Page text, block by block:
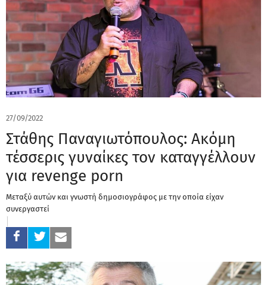
27/09/2022
Στάθης Παναγιωτόπουλος: Ακόμη
τέσσερις γυναίκες τον καταγγέλλουν
για revenge porn
Μεταξύ αυτών και γνωστή δημοσιογράφος με την οποία είχαν
συνεργαστεί